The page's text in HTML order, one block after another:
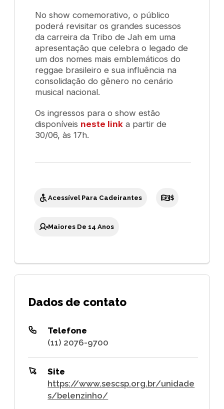
No show comemorativo, o público
poderá revisitar os grandes sucessos
da carreira da Tribo de Jah em uma
apresentação que celebra o legado de
um dos nomes mais emblemáticos do
reggae brasileiro e sua influência na
consolidação do gênero no cenário
musical nacional.
Os ingressos para o show estão
disponíveis neste link a partir de
30/06, às 17h.
Acessível Para Cadeirantes $
Maiores De 14 Anos
Dados de contato
Telefone
(11) 2076-9700
Site
https://www.sescsp.org.br/unidade
s/belenzinho/